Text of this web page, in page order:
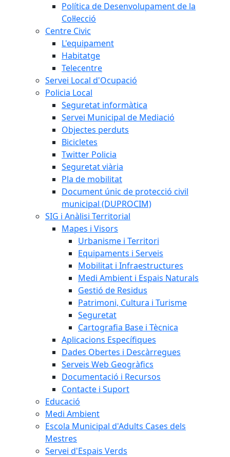
Política de Desenvolupament de la
Col·lecció
Centre Civic
L'equipament
Habitatge
Telecentre
Servei Local d'Ocupació
Policia Local
Seguretat informàtica
Servei Municipal de Mediació
Objectes perduts
Bicicletes
Twitter Policia
Seguretat viària
Pla de mobilitat
Document únic de protecció civil
municipal (DUPROCIM)
SIG i Anàlisi Territorial
Mapes i Visors
Urbanisme i Territori
Equipaments i Serveis
Mobilitat i Infraestructures
Medi Ambient i Espais Naturals
Gestió de Residus
Patrimoni, Cultura i Turisme
Seguretat
Cartografia Base i Tècnica
Aplicacions Específiques
Dades Obertes i Descàrregues
Serveis Web Geogràfics
Documentació i Recursos
Contacte i Suport
Educació
Medi Ambient
Escola Municipal d'Adults Cases dels
Mestres
Servei d'Espais Verds